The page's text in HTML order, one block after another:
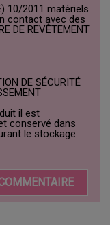
10/2011 matériels
contact avec des
DE REVÊTEMENT
DE SÉCURITÉ
il est
conservé dans
le stockage.